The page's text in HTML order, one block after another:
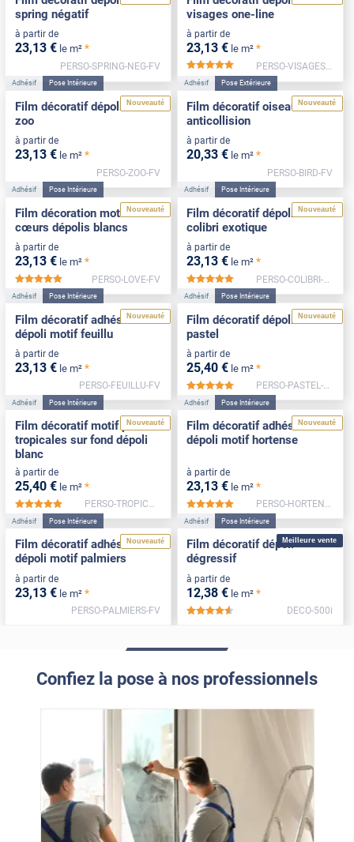
spring négatif
à partir de
23,13 € le m² *
PERSO-SPRING-NEG-FV
visages one-line
à partir de
23,13 € le m² *
*****
PERSO-VISAGES-FV
Nouveauté
Adhésif Pose Intérieure
Film décoratif dépoli motif
zoo
à partir de
23,13 € le m² *
PERSO-ZOO-FV
Nouveauté
Adhésif Pose Extérieure
Film décoratif oiseaux
anticollision
à partir de
20,33 € le m² *
PERSO-BIRD-FV
Nouveauté
Adhésif Pose Intérieure
Film décoration motif
cœurs dépolis blancs
à partir de
23,13 € le m² *
*****
PERSO-LOVE-FV
Nouveauté
Adhésif Pose Intérieure
Film décoratif dépoli motif
colibri exotique
à partir de
23,13 € le m² *
*****
Nouveauté
Adhésif Pose Intérieure
Film décoratif adhésif
dépoli motif feuillu
à partir de
23,13 € le m² *
PERSO-FEUILLU-FV
Nouveauté
Adhésif Pose Intérieure
Film décoratif dépoli motif
pastel
à partir de
25,40 € le m² *
*****
PERSO-PASTEL-FV
Nouveauté
Adhésif Pose Intérieure
Film décoratif motif plantes
tropicales sur fond dépoli
blanc
à partir de
25,40 € le m² *
*****
PERSO-TROPICALES-FV
Nouveauté
Adhésif Pose Intérieure
Film décoratif adhésif
dépoli motif hortense
à partir de
23,13 € le m² *
*****
PERSO-HORTENSE-FV
Nouveauté
Adhésif Pose Intérieure
Film décoratif adhésif
dépoli motif palmiers
à partir de
23,13 € le m² *
PERSO-PALMIERS-FV
Meilleure vente
Adhésif Pose Intérieure
Film décoratif dépoli
dégressif
à partir de
12,38 € le m² *
*****
DECO-500i
Confiez la pose à nos professionnels